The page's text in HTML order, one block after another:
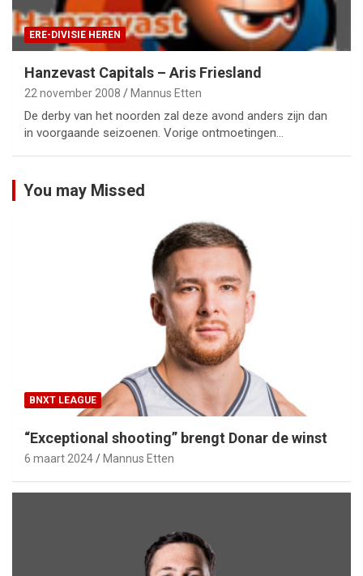
ERE-DIVISIE HEREN
Hanzevast Capitals – Aris Friesland
22 november 2008 Mannus Etten
De derby van het noorden zal deze avond anders zijn dan
in voorgaande seizoenen. Vorige ontmoetingen…
You may Missed
BNXT LEAGUE
“Exceptional shooting” brengt Donar de winst
6 maart 2024 Mannus Etten